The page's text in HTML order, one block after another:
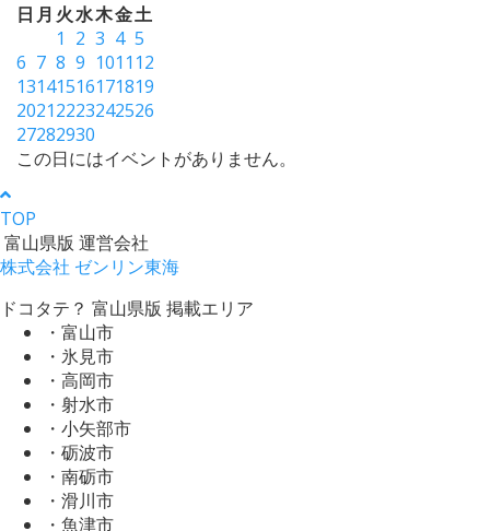
日 月 火水木金土
1 2 3 4 5
6 7 8 9 1011 12
13141516171819
20212223242526
27282930
この日にはイベントがありません。
TOP
富山県版 運営会社
株式会社 ゼンリン東海
ドコタテ？ 富山県版 掲載エリア
・富山市
・氷見市
・高岡市
・射水市
・小矢部市
・砺波市
・南砺市
・滑川市
・魚津市